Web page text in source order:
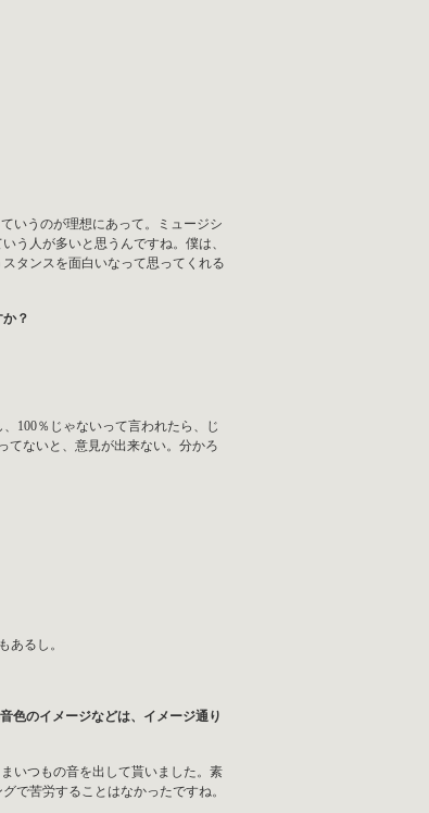
いうのが理想にあって。ミュージシ
う人が多いと思うんですね。僕は、
タンスを面白いなって思ってくれる
？
100％じゃないって言われたら、じ
てないと、意見が出来ない。分かろ
あるし。
色のイメージなどは、イメージ通り
いつもの音を出して貰いました。素
で苦労することはなかったですね。